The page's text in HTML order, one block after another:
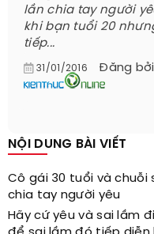
lần chia tay người
khi bạn tuổi 20
tiếp...
31/01/2016 Đăng bởi
NỘI DUNG BÀI VIẾT
Cô gái 30 tuổi và chuỗi
chia tay người yêu
Hãy cứ yêu và sai lầm